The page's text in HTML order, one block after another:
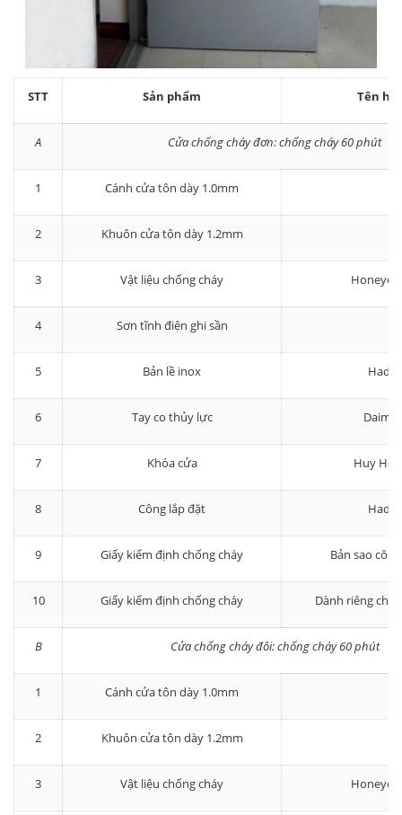
STT Sản phẩm Tên
A Cửa chống cháy đơn: chống cháy 60 phút
1 Cánh cửa tôn dày 1.0mm
2 Khuôn cửa tôn dày 1.2mm
3 Vật liệu chống cháy
4 Sơn tĩnh điện ghi sần
5 Bản lề inox Hadra
6 Tay co thủy lực
7 Khóa cửa Huy
8 Công lắp đặt Hadra
9 Giấy kiểm định chống cháy Bản sao
10 Giấy kiểm định chống cháy Dành riêng cho
B Cửa chống cháy đôi: chống cháy 60 phút
1 Cánh cửa tôn dày 1.0mm
2 Khuôn cửa tôn dày 1.2mm
3 Vật liệu chống cháy